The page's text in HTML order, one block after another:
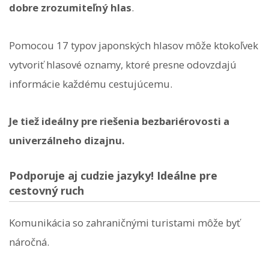
dobre zrozumiteľný hlas.
Pomocou 17 typov japonských hlasov môže ktokoľvek
vytvoriť hlasové oznamy, ktoré presne odovzdajú
informácie každému cestujúcemu.
Je tiež ideálny pre riešenia bezbariérovosti a
univerzálneho dizajnu.
Podporuje aj cudzie jazyky! Ideálne pre
cestovný ruch
Komunikácia so zahraničnými turistami môže byť
náročná.